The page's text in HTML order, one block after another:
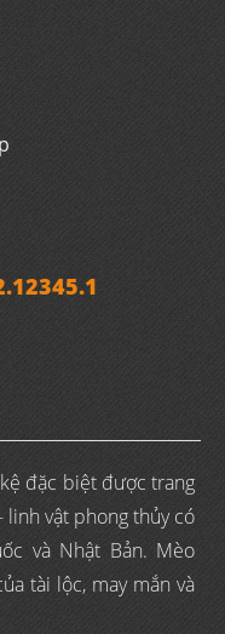
đặc biệt được trang
linh vật phong thủy có
và Nhật Bản. Mèo
tài lộc, may mắn và